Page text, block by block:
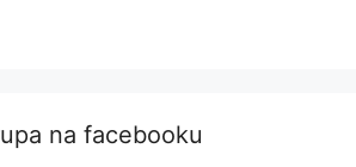
na facebooku